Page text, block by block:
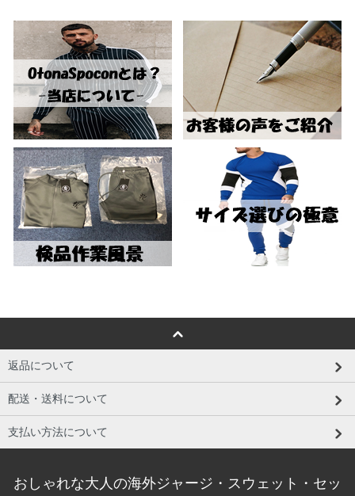
返品について
配送・送料について
支払い方法について
おしゃれな大人の海外ジャージ・スウェット・セッ